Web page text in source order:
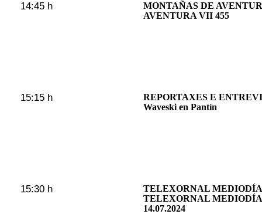
14:45 h
MONTAÑAS DE
AVENTURA VII 455
15:15 h
REPORTAXES E
Waveski en Pantín
15:30 h
TELEXORNAL
TELEXORNAL
14.07.2024